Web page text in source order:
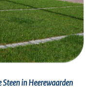
Steen in Heerewaarden